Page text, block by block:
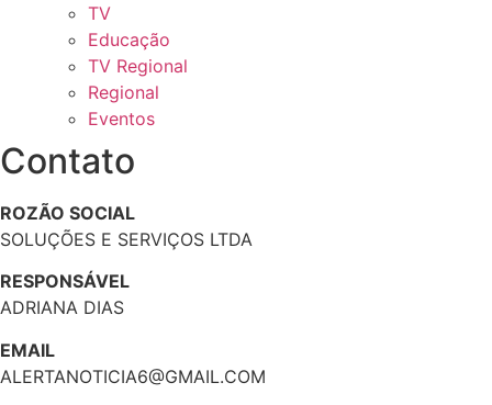
TV
Educação
TV Regional
Regional
Eventos
Contato
ROZÃO SOCIAL
SOLUÇÕES E SERVIÇOS LTDA
RESPONSÁVEL
ADRIANA DIAS
EMAIL
ALERTANOTICIA6@GMAIL.COM